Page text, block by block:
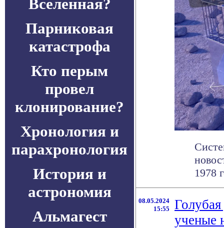
Вселенная?
Парниковая
катастрофа
Кто перым
провел
клонирование?
Хронология и
парахронология
История и
астрономия
Альмагест
1978
08.05.2024
15:55
ученые